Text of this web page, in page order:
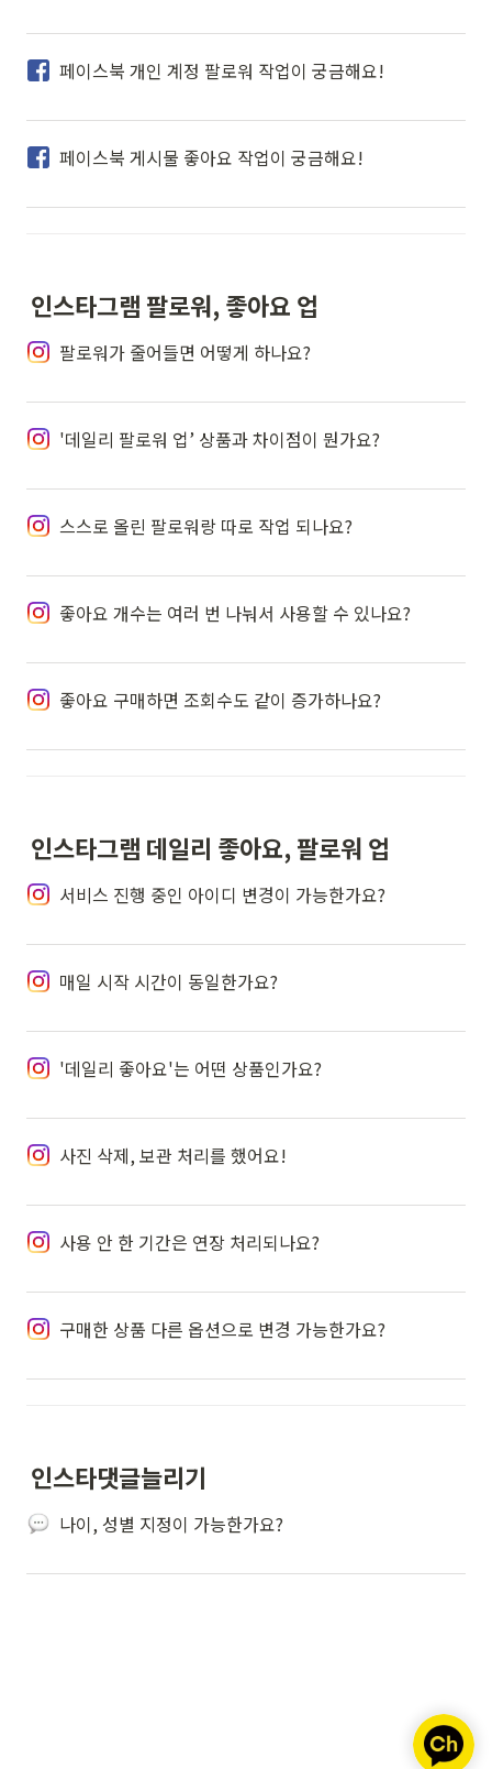
페이스북 개인 계정 팔로워 작업이 궁금해요!
페이스북 게시물 좋아요 작업이 궁금해요!
인스타그램 팔로워, 좋아요 업
팔로워가 줄어들면 어떻게 하나요?
'데일리 팔로워 업’ 상품과 차이점이 뭔가요?
스스로 올린 팔로워랑 따로 작업 되나요?
좋아요 개수는 여러 번 나눠서 사용할 수 있나요?
좋아요 구매하면 조회수도 같이 증가하나요?
인스타그램 데일리 좋아요, 팔로워 업
서비스 진행 중인 아이디 변경이 가능한가요?
매일 시작 시간이 동일한가요?
'데일리 좋아요'는 어떤 상품인가요?
사진 삭제, 보관 처리를 했어요!
사용 안 한 기간은 연장 처리되나요?
구매한 상품 다른 옵션으로 변경 가능한가요?
인스타댓글늘리기
나이, 성별 지정이 가능한가요?